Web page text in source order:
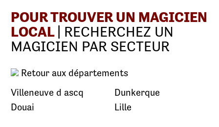
POUR TROUVER UN MAGICIEN
LOCAL | RECHERCHEZ UN
MAGICIEN PAR SECTEUR
Retour aux départements
Villeneuve d ascq
Douai
Dunkerque
Lille